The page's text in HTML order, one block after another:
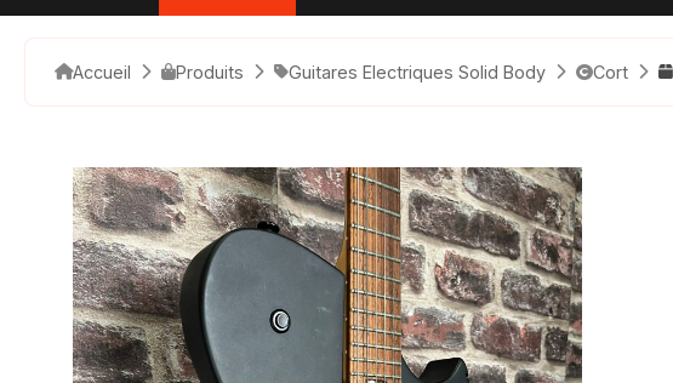
Accueil Produits Guitares Electriques Solid Body Cort